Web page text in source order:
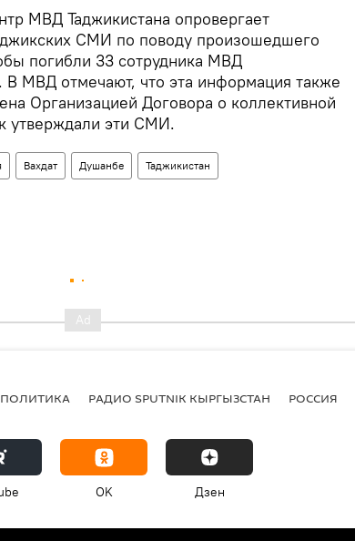
МВД Таджикистана опровергает
СМИ по поводу произошедшего
погибли 33 сотрудника МВД
В МВД отмечают, что эта информация также
Организацией Договора о коллективной
утверждали эти СМИ.
Вахдат Душанбе Таджикистан
ПОЛИТИКА РАДИО SPUTNIK КЫРГЫЗСТАН РОССИЯ
OK Дзен